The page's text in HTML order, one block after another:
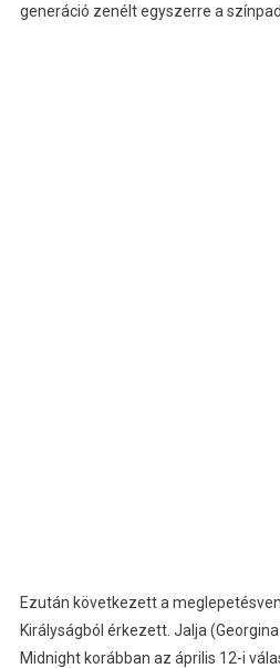
generáció zenélt egyszerre a
Ezután következett a
Királyságból érkezett. Jalja
Midnight korábban az április 12-i